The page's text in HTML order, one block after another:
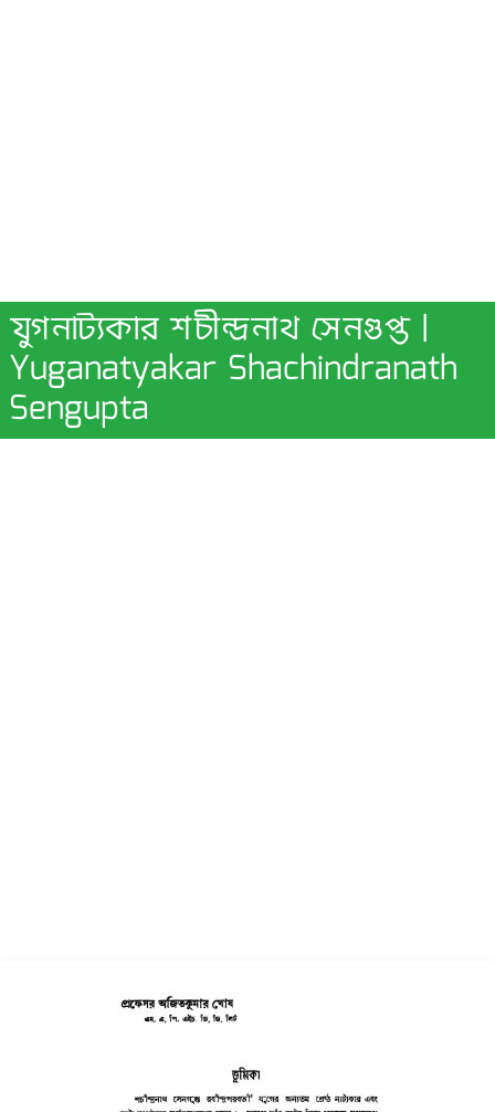
যুগনাট্যকার শচীন্দ্রনাথ সেনগুপ্ত |
Yuganatyakar Shachindranath
Sengupta